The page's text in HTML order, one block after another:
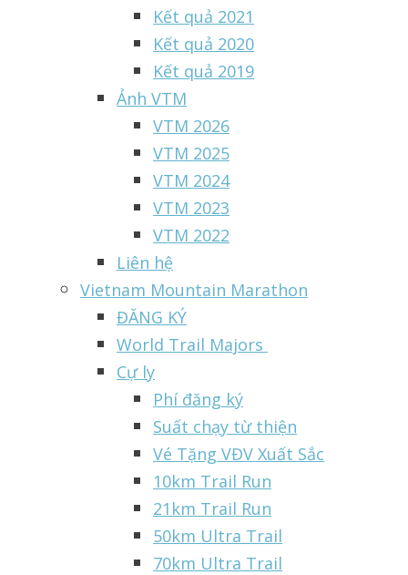
Kết quả 2021
Kết quả 2020
Kết quả 2019
Ảnh VTM
VTM 2026
VTM 2025
VTM 2024
VTM 2023
VTM 2022
Liên hệ
Vietnam Mountain Marathon
ĐĂNG KÝ
World Trail Majors
Cự ly
Phí đăng ký
Suất chạy từ thiện
Vé Tặng VĐV Xuất Sắc
10km Trail Run
21km Trail Run
50km Ultra Trail
70km Ultra Trail